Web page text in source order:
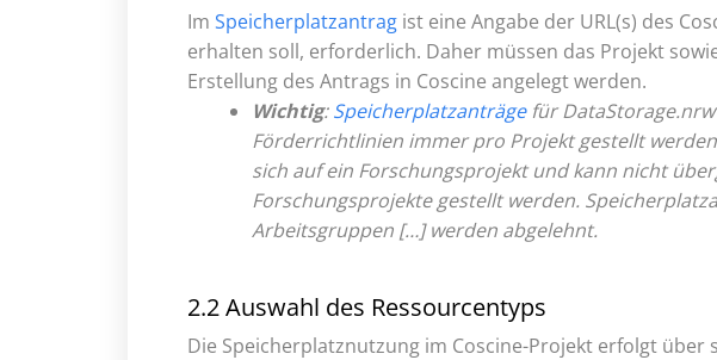
Im Speicherplatzantrag ist eine Angabe der URL(s) des
erhalten soll, erforderlich. Daher müssen das Projekt
Erstellung des Antrags in Coscine angelegt werden.
Wichtig:Speicherplatzanträgefür
Förderrichtlinien immer pro Projekt gestellt
sich auf ein Forschungsprojekt und kann nicht
Forschungsprojekte gestellt werden.
Arbeitsgruppen […] werden abgelehnt.
2.2 Auswahl des Ressourcentyps
Die Speicherplatznutzung im Coscine-Projekt erfolgt über